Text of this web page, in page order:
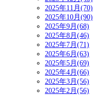
2025年11月(70)
2025年10月(90)
2025年9月(68)
2025年8月(46)
2025年7月(71)
2025年6月(63)
2025年5月(69)
2025年4月(66)
2025年3月(56)
2025年2月(56)